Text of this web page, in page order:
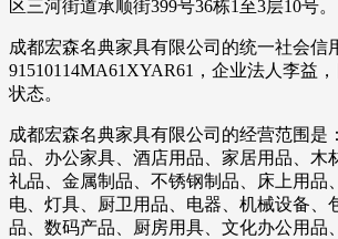
区三河街道承顺街399号36栋1至3层10号。
成都宏森名典家具有限公司的统一社会信
91510114MA61XYAR61，企业法人李益
状态。
成都宏森名典家具有限公司的经营范围是
品、办公家具、酒店用品、家居用品、木
礼品、金属制品、不锈钢制品、床上用品
电、灯具、厨卫用品、电器、机械设备、
品、数码产品、厨房用具、文化办公用品